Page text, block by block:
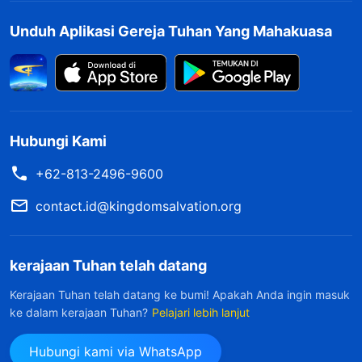
menangis secara diam-diam, tidak terlihat, dan
tidak di depan orang lain. Mereka berpikir bahwa
mereka tidak boleh membiarkan siapa pun
kelemahan mereka, dan bahwa mereka bahkan
tidak boleh membiarkan siapa pun tahu jika
mereka telah menjadi negatif; sebaliknya,
cara bertindak orang yang memiliki status. Jika
mereka menekan diri mereka sendiri sampai
atau penguasa mereka? Dengan demikian,
Unduh Aplikasi Gereja Tuhan Yang Mahakuasa
Hubungi Kami
+62-813-2496-9600
contact.id@kingdomsalvation.org
kerajaan Tuhan telah datang
Kerajaan Tuhan telah datang ke bumi! Apakah Anda ingin masuk
ke dalam kerajaan Tuhan? Pelajari lebih lanjut
Hubungi kami via WhatsApp